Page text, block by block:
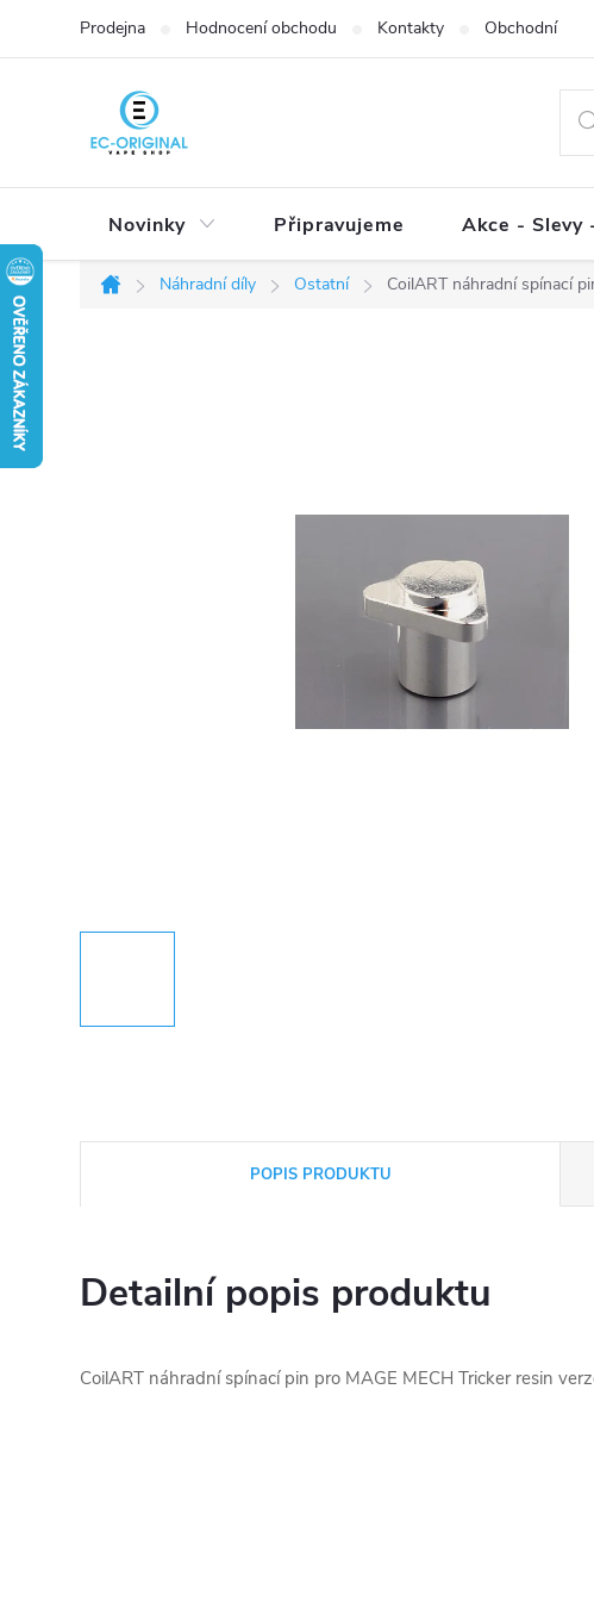
Prodejna Hodnocení obchodu Kontakty Obchodní
Novinky Připravujeme Akce - Slevy
Domů
Náhradní díly Ostatní CoilART náhradní spínací
POPIS PRODUKTU
Detailní popis produktu
CoilART náhradní spínací pin pro MAGE MECH Tricker resin